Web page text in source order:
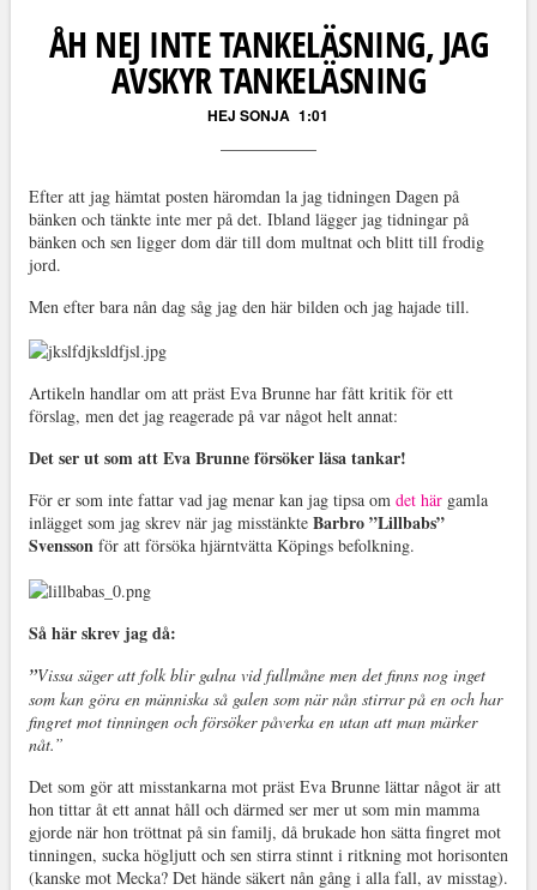
ÅH NEJ INTE TANKELÄSNING, JAG
AVSKYR TANKELÄSNING
HEJ SONJA 1:01
Efter att jag hämtat posten häromdan la jag tidningen Dagen på
bänken och tänkte inte mer på det. Ibland lägger jag tidningar på
bänken och sen ligger dom där till dom multnat och blitt till frodig
jord.
Men efter bara nån dag såg jag den här bilden och jag hajade till.
Artikeln handlar om att präst Eva Brunne har fått kritik för ett
förslag, men det jag reagerade på var något helt annat:
Det ser ut som att Eva Brunne försöker läsa tankar!
För er som inte fattar vad jag menar kan jag tipsa om det härgamla
inlägget som jag skrev när jag misstänkte Barbro ”Lillbabs”
Svenssonför att försöka hjärntvätta Köpings befolkning.
Så här skrev jag då:
”Vissa säger att folk blir galna vid fullmåne men det finns nog inget
som kan göra en människa så galen som när nån stirrar på en och har
fingret mot tinningen och försöker påverka en utan att man märker
nåt.”
Det som gör att misstankarna mot präst Eva Brunne lättar något är att
hon tittar åt ett annat håll och därmed ser mer ut som min mamma
gjorde när hon tröttnat på sin familj, då brukade hon sätta fingret mot
tinningen, sucka högljutt och sen stirra stinnt i ritkning mot horisonten
(kanske mot Mecka? Det hände säkert nån gång i alla fall, av misstag).